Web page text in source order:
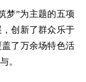
”为主题的五项
创新了群众乐于
了万余场特色活
。